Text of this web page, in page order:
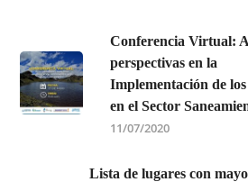
Conferencia Virtual:
perspectivas en la
Implementación de
en el Sector
11/07/2020
Lista de lugares con